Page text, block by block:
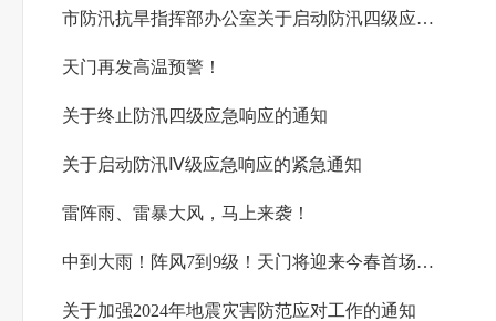
市防汛抗旱指挥部办公室关于启动防汛四级应急响应的通知
天门再发高温预警！
关于终止防汛四级应急响应的通知
关于启动防汛Ⅳ级应急响应的紧急通知
雷阵雨、雷暴大风，马上来袭！
中到大雨！阵风7到9级！天门将迎来今春首场强对流和大风降温天气
关于加强2024年地震灾害防范应对工作的通知